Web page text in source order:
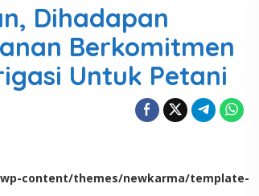
Dihadapan
Berkomitmen
Untuk Petani
content/themes/newkarma/template-